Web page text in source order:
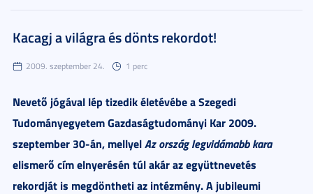
Kacagj a világra és dönts rekordot!
2009. szeptember 24. 1 perc
Nevető jógával lép tizedik életévébe a Szegedi
Tudományegyetem Gazdaságtudományi Kar 2009.
szeptember 30-án, mellyelAz ország legvidámabb kara
elismerő cím elnyerésén túl akár az együttnevetés
rekordját is megdöntheti az intézmény. A jubileumi